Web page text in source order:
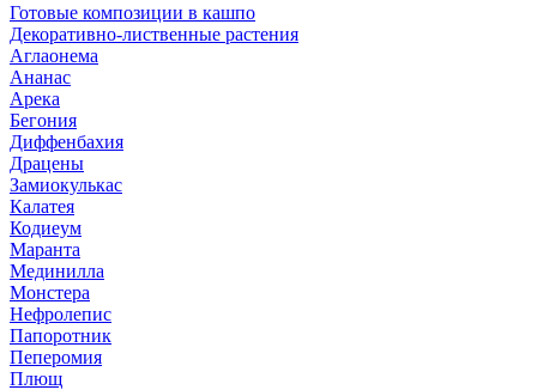
Готовые композиции в кашпо
Декоративно-лиственные растения
Аглаонема
Ананас
Арека
Бегония
Диффенбахия
Драцены
Замиокулькас
Калатея
Кодиеум
Маранта
Мединилла
Монстера
Нефролепис
Папоротник
Пеперомия
Плющ